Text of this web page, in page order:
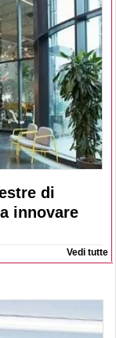
di
innovare
Vedi tutte